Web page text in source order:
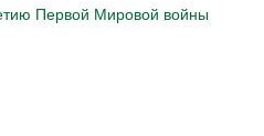
Первой Мировой войны